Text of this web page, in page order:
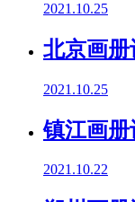
2021.10.25
北京画册
2021.10.25
镇江画册
2021.10.22